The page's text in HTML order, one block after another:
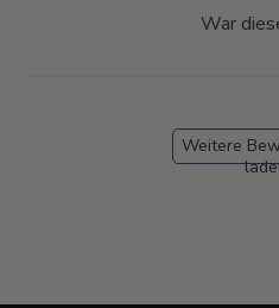
War
Weitere